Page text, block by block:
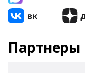
Партнеры